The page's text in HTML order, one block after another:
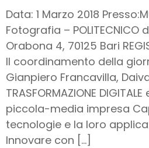
Data: 1 Marzo 2018
Fotografia – POLITECNICO
Orabona 4, 70125 Bari
Il coordinamento della
Gianpiero Francavilla,
TRASFORMAZIONE
piccola-media impresa
tecnologie e la loro
Innovare con […]